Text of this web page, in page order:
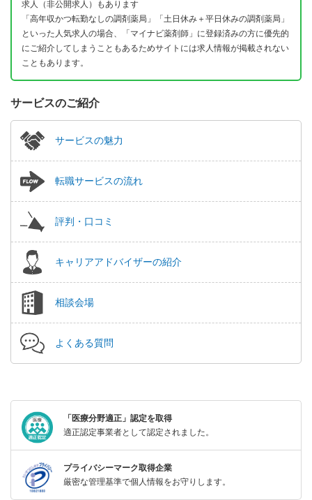
求人（非公開求人）もあります
「高年収かつ転勤なしの調剤薬局」「土日休み＋平日休みの調剤薬局」
といった人気求人の場合、「マイナビ薬剤師」に登録済みの方に優先的
にご紹介してしまうこともあるためサイトには求人情報が掲載されない
こともあります。
サービスのご紹介
サービスの魅力
転職サービスの流れ
評判・口コミ
キャリアアドバイザーの紹介
相談会場
よくある質問
「医療分野適正」認定を取得
適正認定事業者として認定されました。
プライバシーマーク取得企業
厳密な管理基準で個人情報をお守りします。